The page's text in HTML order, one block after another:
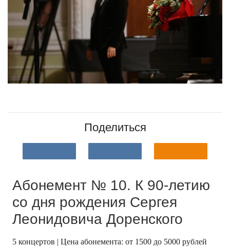
Поделиться
Абонемент № 10. К 90-летию
со дня рождения Сергея
Леонидовича Доренского
5 концертов | Цена абонемента: от 1500 до 5000 рублей